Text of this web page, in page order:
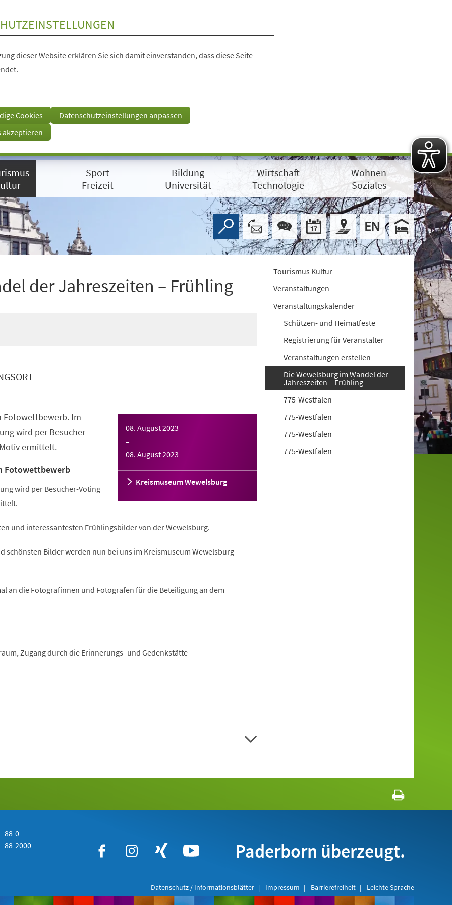
dieser Website erklären Sie sich damit einverstanden, dass diese Seite
Cookies
Datenschutzeinstellungen anpassen
akzeptieren
Sport
Freizeit
Bildung
Universität
Wirtschaft
Technologie
Wohnen
Soziales
der Jahreszeiten – Frühling
08. August 2023
–
08. August 2023
Kreismuseum Wewelsburg
Fotowettbewerb. Im
wird per Besucher-
ermittelt.
Fotowettbewerb
wird per Besucher-Voting
und interessantesten Frühlingsbilder von der Wewelsburg.
schönsten Bilder werden nun bei uns im Kreismuseum Wewelsburg
an die Fotografinnen und Fotografen für die Beteiligung an dem
Zugang durch die Erinnerungs- und Gedenkstätte
Tourismus Kultur
Veranstaltungen
Veranstaltungskalender
Schützen- und Heimatfeste
Registrierung für Veranstalter
Veranstaltungen erstellen
Die Wewelsburg im Wandel der
Jahreszeiten – Frühling
775-Westfalen
775-Westfalen
775-Westfalen
775-Westfalen
88-0
88-2000 Paderborn überzeugt.
Datenschutz / Informationsblätter Impressum Barrierefreiheit Leichte Sprache